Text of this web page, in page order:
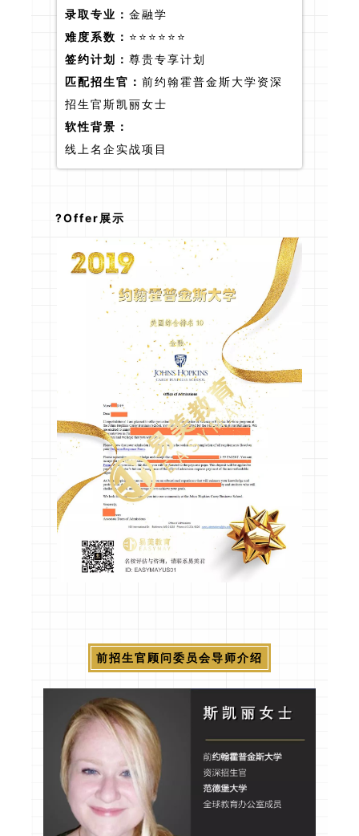
录取专业： 金融学
难度系数： ⭐⭐⭐⭐⭐⭐
签约计划： 尊贵专享计划
匹配招生官： 前约翰霍普金斯大学资深
招生官斯凯丽女士
软性背景：
线上名企实战项目
?Offer展示
前招生官顾问委员会导师介绍